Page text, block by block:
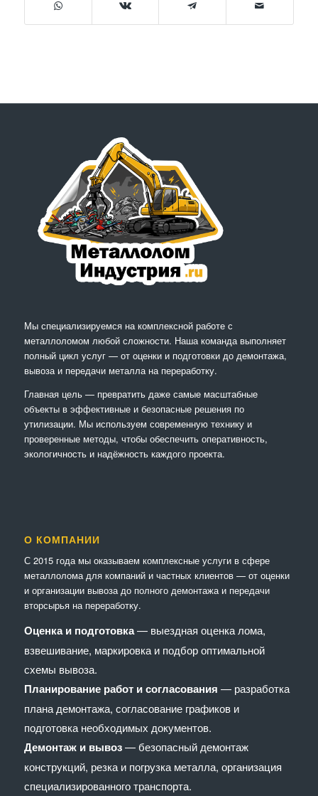
Мы специализируемся на комплексной работе с
металлоломом любой сложности. Наша команда выполняет
полный цикл услуг — от оценки и подготовки до демонтажа,
вывоза и передачи металла на переработку.
Главная цель — превратить даже самые масштабные
объекты в эффективные и безопасные решения по
утилизации. Мы используем современную технику и
проверенные методы, чтобы обеспечить оперативность,
экологичность и надёжность каждого проекта.
О КОМПАНИИ
С 2015 года мы оказываем комплексные услуги в сфере
металлолома для компаний и частных клиентов — от оценки
и организации вывоза до полного демонтажа и передачи
вторсырья на переработку.
Оценка и подготовка— выездная оценка лома,
взвешивание, маркировка и подбор оптимальной
схемы вывоза.
Планирование работ и согласования — разработка
плана демонтажа, согласование графиков и
подготовка необходимых документов.
Демонтаж и вывоз— безопасный демонтаж
конструкций, резка и погрузка металла, организация
специализированного транспорта.